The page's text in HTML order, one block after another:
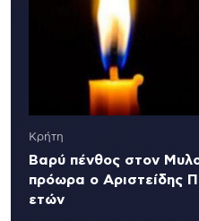
Κρήτη
Βαρύ πένθος στον
πρόωρα ο Αριστείδης
ετών